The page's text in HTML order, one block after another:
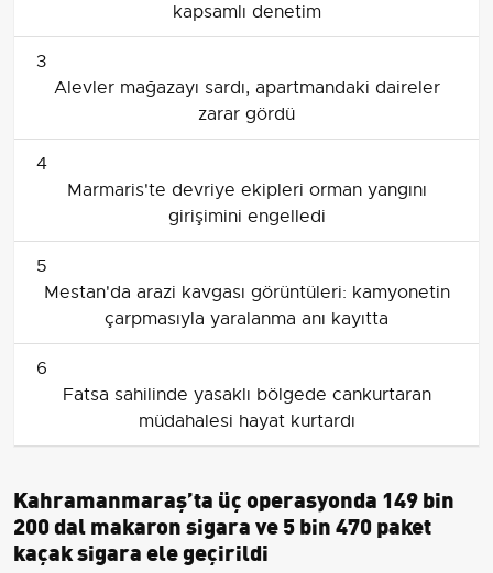
kapsamlı denetim
3
Alevler mağazayı sardı, apartmandaki daireler
zarar gördü
4
Marmaris'te devriye ekipleri orman yangını
girişimini engelledi
5
Mestan'da arazi kavgası görüntüleri: kamyonetin
çarpmasıyla yaralanma anı kayıtta
6
Fatsa sahilinde yasaklı bölgede cankurtaran
müdahalesi hayat kurtardı
Kahramanmaraş’ta üç operasyonda 149 bin
200 dal makaron sigara ve 5 bin 470 paket
kaçak sigara ele geçirildi